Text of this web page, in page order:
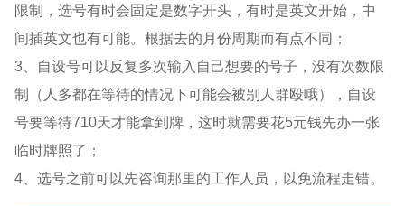
限制，选号有时会固定是数字开头，有时是英文开始，中
间插英文也有可能。根据去的月份周期而有点不同；
3、自设号可以反复多次输入自己想要的号子，没有次数限
制（人多都在等待的情况下可能会被别人群殴哦），自设
号要等待710天才能拿到牌，这时就需要花5元钱先办一张
临时牌照了；
4、选号之前可以先咨询那里的工作人员，以免流程走错。